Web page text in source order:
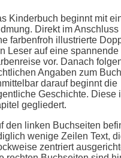
Kinderbuch beginnt mit
Direkt im Anschluss
farbenfroh illustrierte
Leser auf eine spannende
vor. Danach
Angaben zum
darauf beginnt die
Geschichte. Diese
gegliedert.
den linken Buchseiten
wenige Zeilen Text,
zentriert